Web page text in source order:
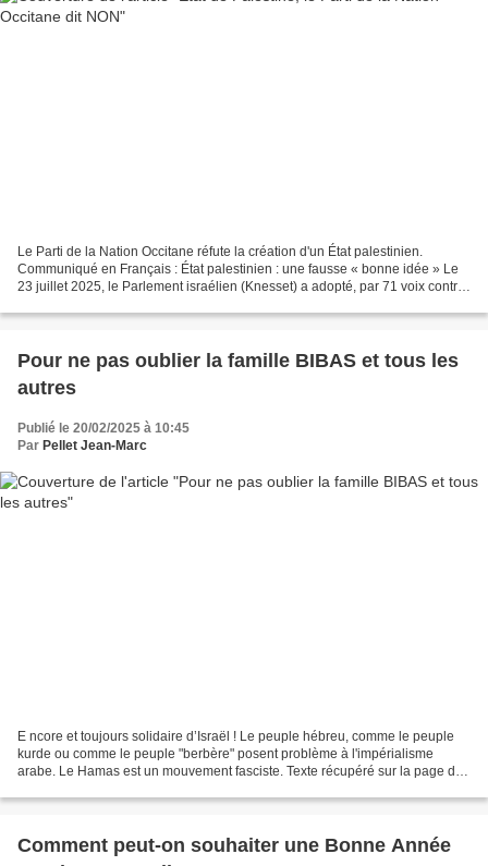
Le Parti de la Nation Occitane réfute la création d'un État palestinien.
Communiqué en Français : État palestinien : une fausse « bonne idée » Le
23 juillet 2025, le Parlement israélien (Knesset) a adopté, par 71 voix contre
Pour ne pas oublier la famille BIBAS et tous les
autres
Publié le 20/02/2025 à 10:45
Par Pellet Jean-Marc
E ncore et toujours solidaire d’Israël ! Le peuple hébreu, comme le peuple
kurde ou comme le peuple "berbère" posent problème à l'impérialisme
arabe. Le Hamas est un mouvement fasciste. Texte récupéré sur la page de
Comment peut-on souhaiter une Bonne Année